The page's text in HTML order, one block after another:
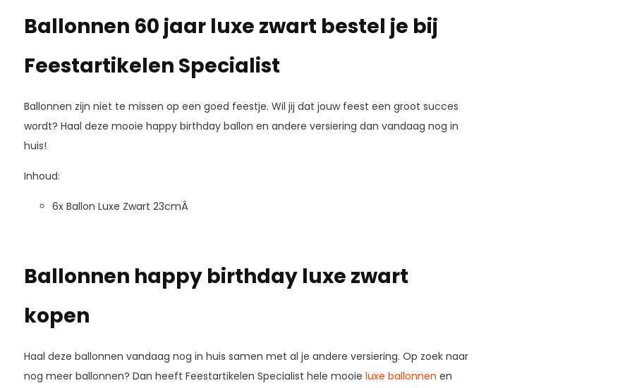
Ballonnen 60 jaar luxe zwart bestel je bij
Feestartikelen Specialist
Ballonnen zijn niet te missen op een goed feestje. Wil jij dat jouw feest een groot succes
wordt? Haal deze mooie happy birthday ballon en andere versiering dan vandaag nog in
huis!
Inhoud:
6x Ballon Luxe Zwart 23cmÂ
Ballonnen happy birthday luxe zwart
kopen
Haal deze ballonnen vandaag nog in huis samen met al je andere versiering. Op zoek naar
nog meer ballonnen? Dan heeft Feestartikelen Specialist hele mooie luxe ballonnen en